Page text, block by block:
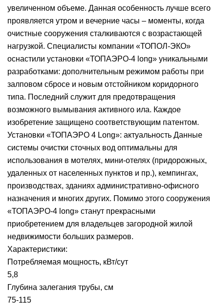
увеличенном объеме. Данная особенность лучше всего
проявляется утром и вечерние часы – моменты, когда
очистные сооружения сталкиваются с возрастающей
нагрузкой. Специалисты компании «ТОПОЛ-ЭКО»
оснастили установки «ТОПАЭРО-4 long» уникальными
разработками: дополнительным режимом работы при
залповом сбросе и новым отстойником коридорного
типа. Последний служит для предотвращения
возможного вымывания активного ила. Каждое
изобретение защищено соответствующим патентом.
Установки «ТОПАЭРО 4 Long»: актуальность Данные
системы очистки сточных вод оптимальны для
использования в мотелях, мини-отелях (придорожных,
удаленных от населенных пунктов и пр.), кемпингах,
производствах, зданиях административно-офисного
назначения и многих других. Помимо этого сооружения
«ТОПАЭРО-4 long» станут прекрасными
приобретением для владельцев загородной жилой
недвижимости больших размеров.
Характеристики:
Потребляемая мощность, кВт/сут
5,8
Глубина залегания трубы, см
75-115